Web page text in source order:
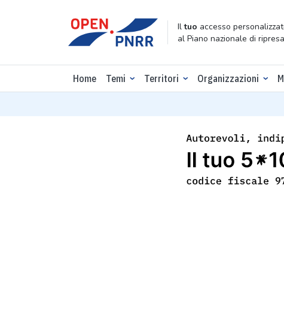
Iltuo accesso
al Piano nazionale di
Home Temi Territori Organizzazioni